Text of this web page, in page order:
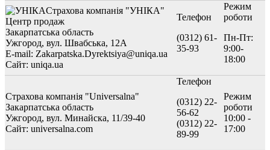
Страхова компанія "УНІКА"
Центр продаж
Закарпатська область
Ужгород, вул. Швабська, 12А
E-mail: Zakarpatska.Dyrektsiya@uniqa.ua
Сайт: uniqa.ua
Телефон
(0312) 61-
35-93
Режим
роботи
Пн-Пт:
9:00-
18:00
Страхова компанія "Universalna"
Закарпатська область
Ужгород, вул. Минайска, 11/39-40
Сайт: universalna.com
Телефон
(0312) 22-
56-62
(0312) 22-
89-99
Режим
роботи
10:00 -
17:00